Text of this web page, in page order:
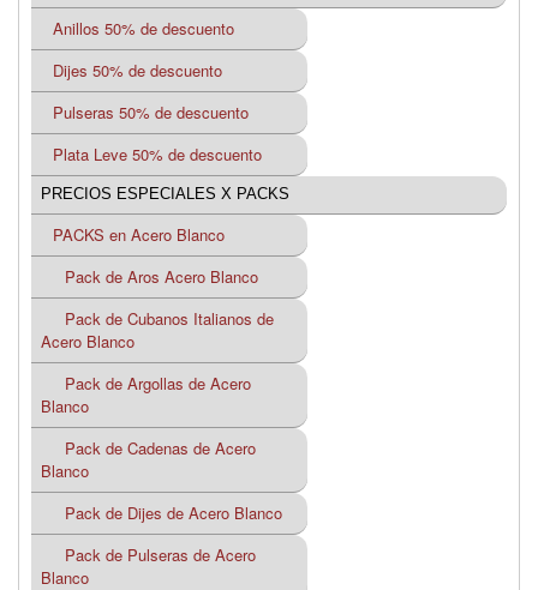
Anillos 50% de descuento
Dijes 50% de descuento
Pulseras 50% de descuento
Plata Leve 50% de descuento
PRECIOS ESPECIALES X PACKS
PACKS en Acero Blanco
Pack de Aros Acero Blanco
Pack de Cubanos Italianos de
Acero Blanco
Pack de Argollas de Acero
Blanco
Pack de Cadenas de Acero
Blanco
Pack de Dijes de Acero Blanco
Pack de Pulseras de Acero
Blanco